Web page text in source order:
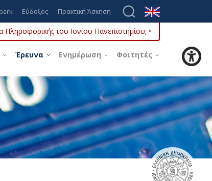
Εύδοξος Πρακτική Άσκηση
Πληροφορικής του Ιονίου Πανεπιστημίου; •
Έρευνα Ενημέρωση Φοιτητές